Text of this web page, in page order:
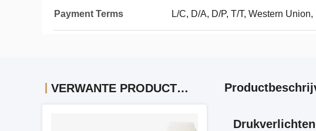
Payment Terms L/C, D/A, D/P, T/T, Western
VERWANTE PRODUCTEN